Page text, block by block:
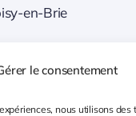
le consentement
nous utilisons des
en-Brie